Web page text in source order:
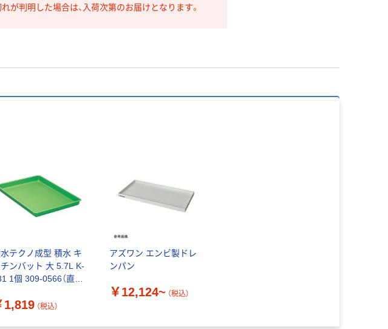
が判明した場合は、入荷次第のお届けとなります。
テクノ成型 積水 キ
チンバット 大 5.7L K-
1個 309-0566（直送
1,819 （税込）
アズワン エンビ製ドレ
ンパン
￥12,124~ （税込）